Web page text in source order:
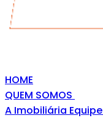
HOME
QUEM SOMOS
A Imobiliária Equipe